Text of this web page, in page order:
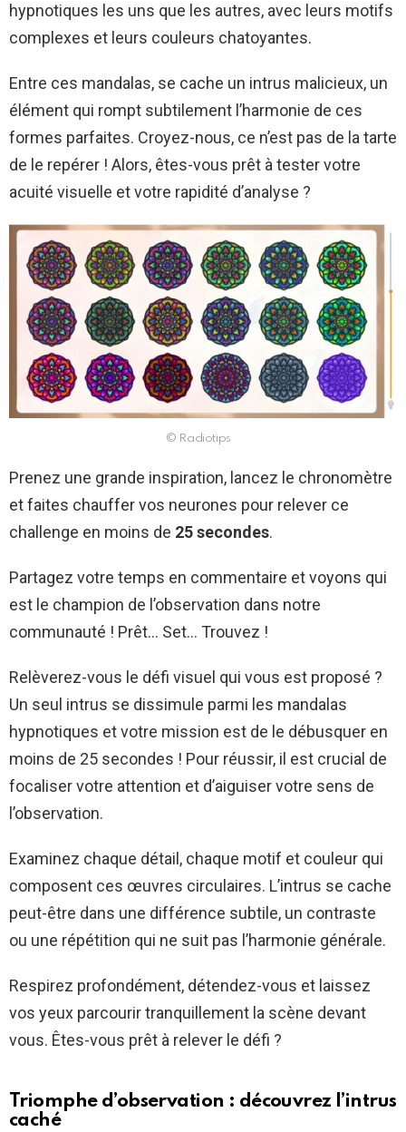
hypnotiques les uns que les autres, avec leurs motifs
complexes et leurs couleurs chatoyantes.
Entre ces mandalas, se cache un intrus malicieux, un
élément qui rompt subtilement l’harmonie de ces
formes parfaites. Croyez-nous, ce n’est pas de la tarte
de le repérer ! Alors, êtes-vous prêt à tester votre
acuité visuelle et votre rapidité d’analyse ?
© Radiotips
Prenez une grande inspiration, lancez le chronomètre
et faites chauffer vos neurones pour relever ce
challenge en moins de 25 secondes.
Partagez votre temps en commentaire et voyons qui
est le champion de l’observation dans notre
communauté ! Prêt… Set… Trouvez !
Relèverez-vous le défi visuel qui vous est proposé ?
Un seul intrus se dissimule parmi les mandalas
hypnotiques et votre mission est de le débusquer en
moins de 25 secondes ! Pour réussir, il est crucial de
focaliser votre attention et d’aiguiser votre sens de
l’observation.
Examinez chaque détail, chaque motif et couleur qui
composent ces œuvres circulaires. L’intrus se cache
peut-être dans une différence subtile, un contraste
ou une répétition qui ne suit pas l’harmonie générale.
Respirez profondément, détendez-vous et laissez
vos yeux parcourir tranquillement la scène devant
vous. Êtes-vous prêt à relever le défi ?
Triomphe d’observation : découvrez l’intrus
caché